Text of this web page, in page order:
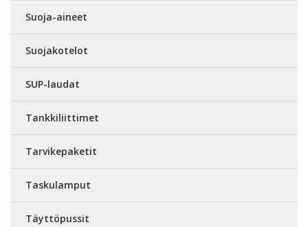
Suoja-aineet
Suojakotelot
SUP-laudat
Tankkiliittimet
Tarvikepaketit
Taskulamput
Täyttöpussit